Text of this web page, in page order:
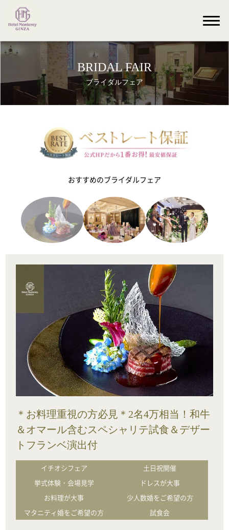
BRIDAL FAIR
ブライダルフェア
おすすめのブライダルフェア
＊お料理重視の方必見＊2名4万相当！和牛
＆オマール含むスペシャリテ試食＆デザー
トフランベ演出付
イチオシフェア
土日祝開催
挙式体験・会場見学
ドレスが大事
お料理が大事
少人数婚をご希望の方
マタニティ婚をご希望の方
試食会